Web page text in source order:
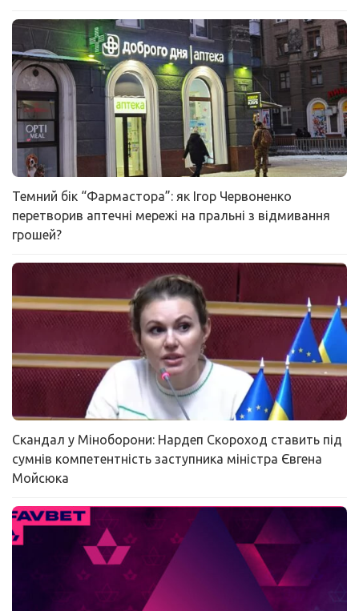
Темний бік “Фармастора”: як Ігор Червоненко
перетворив аптечні мережі на пральні з відмивання
грошей?
Скандал у Міноборони: Нардеп Скороход ставить під
сумнів компетентність заступника міністра Євгена
Мойсюка